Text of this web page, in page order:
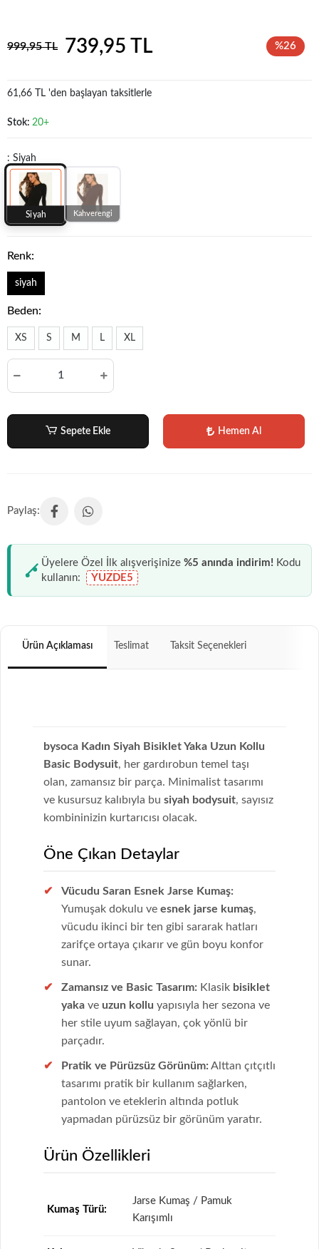
999,95 TL 739,95 TL %26
61,66 TL 'den başlayan taksitlerle
Stok: 20+
: Siyah
Siyah Kahverengi
Renk:
siyah
Beden:
XS S M L XL
Sepete Ekle Hemen Al
Üyelere Özel İlk alışverişinize %5 anında indirim! Kodu
kullanın:
YUZDE5
Ürün Açıklaması Teslimat Taksit Seçenekleri
bysoca Kadın Siyah Bisiklet Yaka Uzun Kollu
Basic Bodysuit, her gardırobun temel taşı
olan, zamansız bir parça. Minimalist tasarımı
ve kusursuz kalıbıyla bu siyah bodysuit, sayısız
kombininizin kurtarıcısı olacak.
Öne Çıkan Detaylar
Vücudu Saran Esnek Jarse Kumaş:
Yumuşak dokulu ve esnek jarse kumaş,
vücudu ikinci bir ten gibi sararak hatları
zarifçe ortaya çıkarır ve gün boyu konfor
sunar.
Zamansız ve Basic Tasarım: Klasik bisiklet
yaka ve uzun kollu yapısıyla her sezona ve
her stile uyum sağlayan, çok yönlü bir
parçadır.
Pratik ve Pürüzsüz Görünüm: Alttan çıtçıtlı
tasarımı pratik bir kullanım sağlarken,
pantolon ve eteklerin altında potluk
yapmadan pürüzsüz bir görünüm yaratır.
Ürün Özellikleri
Kumaş Türü:
Jarse Kumaş / Pamuk
Karışımlı